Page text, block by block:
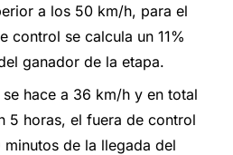
a los 50 km/h, para el
control se calcula un 11%
ganador de la etapa.
se hace a 36 km/h y en total
5 horas, el fuera de control
minutos de la llegada del